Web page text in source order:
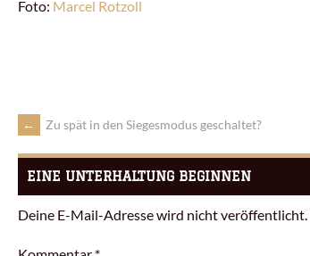
Foto: Marcel Rotzoll
← Zu spät in den Siegesmodus geschaltet?
EINE UNTERHALTUNG BEGINNEN
Deine E-Mail-Adresse wird nicht veröffentlicht.